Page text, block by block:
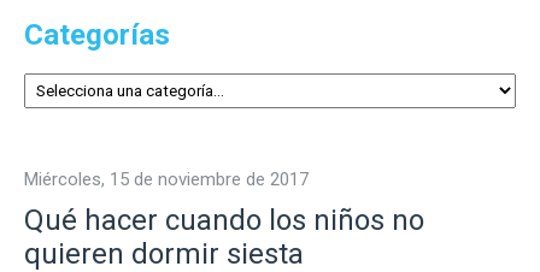
Categorías
miércoles, 15 de noviembre de 2017
Qué hacer cuando los niños no
quieren dormir siesta